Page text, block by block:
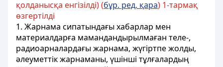
қолданысқа енгізілді) (бұр. ред. қара) 1-тармақ
өзгертілді
1. Жарнама сипатындағы хабарлар мен
материалдарға мамандандырылмаған теле-,
радиоарналардағы жарнама, жүгіртпе жолды,
әлеуметтік жарнаманы, үшінші тұлғалардың